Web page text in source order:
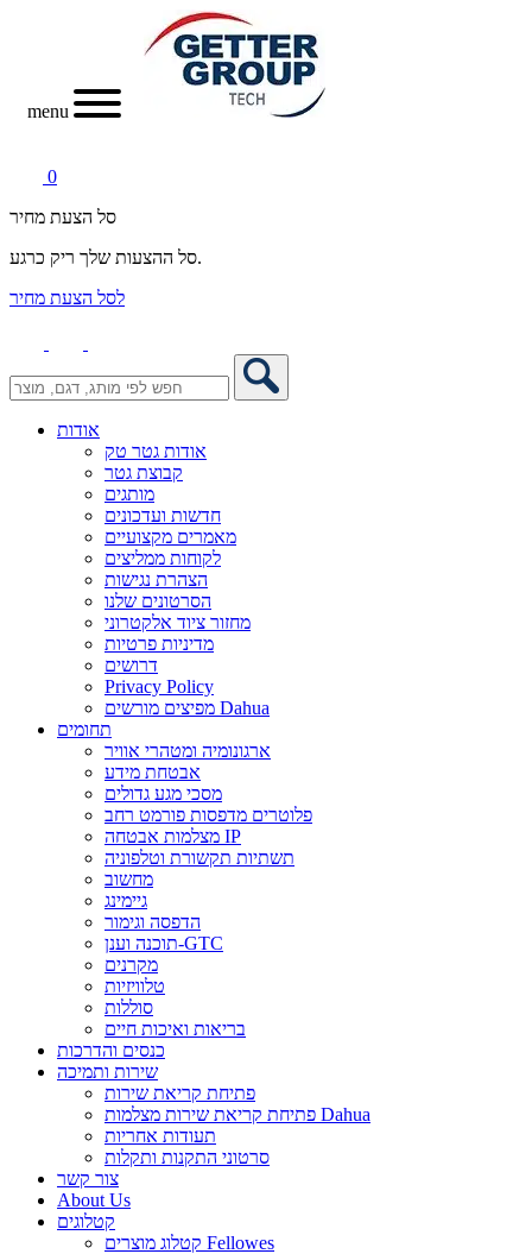
menu
0
סל הצעת מחיר
סל ההצעות שלך ריק כרגע.
לסל הצעת מחיר
אודות
אודות גטר טק
קבוצת גטר
מותגים
חדשות ועדכונים
מאמרים מקצועיים
לקוחות ממליצים
הצהרת נגישות
הסרטונים שלנו
מחזור ציוד אלקטרוני
מדיניות פרטיות
דרושים
Privacy Policy
מפיצים מורשים Dahua
תחומים
ארגונומיה ומטהרי אוויר
אבטחת מידע
מסכי מגע גדולים
פלוטרים מדפסות פורמט רחב
מצלמות אבטחה IP
תשתיות תקשורת וטלפוניה
מחשוב
גיימינג
הדפסה וגימור
תוכנה וענן-GTC
מקרנים
טלוויזיות
סוללות
בריאות ואיכות חיים
כנסים והדרכות
שירות ותמיכה
פתיחת קריאת שירות
פתיחת קריאת שירות מצלמות Dahua
תעודות אחריות
סרטוני התקנות ותקלות
צור קשר
About Us
קטלוגים
קטלוג מוצרים Fellowes